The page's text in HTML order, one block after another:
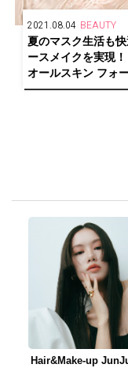
2021.08.04 BEAUTY
夏のマスク生活も
ースメイクを実現！
オールスキン フォ
ー」で24時間美し
Hair&Make-up